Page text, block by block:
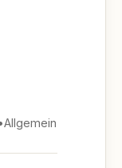
Allgemein